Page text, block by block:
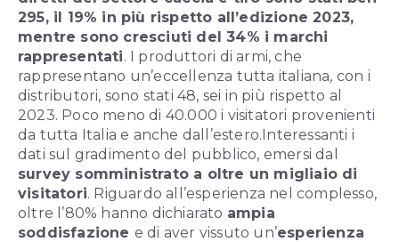
295, il 19% in più rispetto all’edizione 2023,
mentre sono cresciuti del 34% i marchi
rappresentati. I produttori di armi, che
rappresentano un’eccellenza tutta italiana, con i
distributori, sono stati 48, sei in più rispetto al
2023. Poco meno di 40.000 i visitatori provenienti
da tutta Italia e anche dall’estero.Interessanti i
dati sul gradimento del pubblico, emersi dal
survey somministrato a oltre un migliaio di
visitatori. Riguardo all’esperienza nel complesso,
oltre l’80% hanno dichiarato ampia
soddisfazione e di aver vissuto un’esperienza